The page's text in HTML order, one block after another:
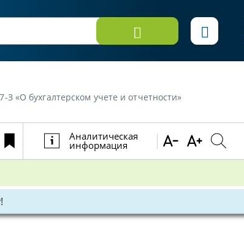
«О бухгалтерском учете и отчетности»
Аналитическая
информация